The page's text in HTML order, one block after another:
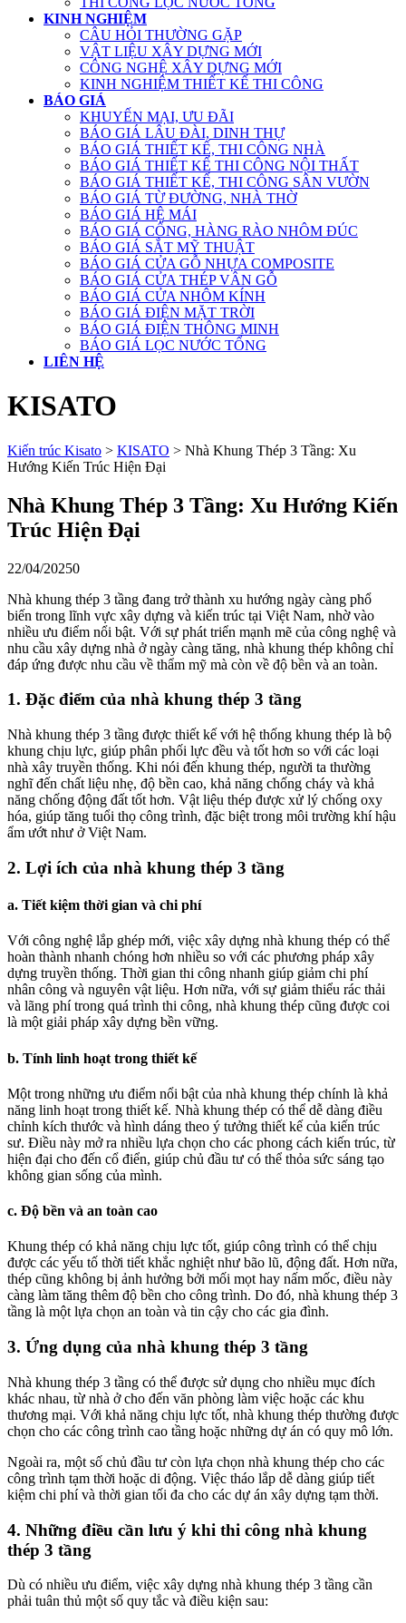
KINH NGHIỆM
CÂU HỎI THƯỜNG GẶP
VẬT LIỆU XÂY DỰNG MỚI
CÔNG NGHỆ XÂY DỰNG MỚI
KINH NGHIỆM THIẾT KẾ THI CÔNG
BÁO GIÁ
KHUYẾN MẠI, ƯU ĐÃI
BÁO GIÁ LÂU ĐÀI, DINH THỰ
BÁO GIÁ THIẾT KẾ, THI CÔNG NHÀ
BÁO GIÁ THIẾT KẾ THI CÔNG NỘI THẤT
BÁO GIÁ THIẾT KẾ, THI CÔNG SÂN VƯỜN
BÁO GIÁ TỪ ĐƯỜNG, NHÀ THỜ
BÁO GIÁ HỆ MÁI
BÁO GIÁ CỔNG, HÀNG RÀO NHÔM ĐÚC
BÁO GIÁ SẮT MỸ THUẬT
BÁO GIÁ CỬA GỖ NHỰA COMPOSITE
BÁO GIÁ CỬA THÉP VÂN GỖ
BÁO GIÁ CỬA NHÔM KÍNH
BÁO GIÁ ĐIỆN MẶT TRỜI
BÁO GIÁ ĐIỆN THÔNG MINH
BÁO GIÁ LỌC NƯỚC TỔNG
LIÊN HỆ
KISATO
Kiến trúc Kisato > KISATO > Nhà Khung Thép 3 Tầng: Xu
Hướng Kiến Trúc Hiện Đại
Nhà Khung Thép 3 Tầng: Xu Hướng Kiến
Trúc Hiện Đại
22/04/20250
Nhà khung thép 3 tầng đang trở thành xu hướng ngày càng phổ
biến trong lĩnh vực xây dựng và kiến trúc tại Việt Nam, nhờ vào
nhiều ưu điểm nổi bật. Với sự phát triển mạnh mẽ của công nghệ và
nhu cầu xây dựng nhà ở ngày càng tăng, nhà khung thép không chỉ
đáp ứng được nhu cầu về thẩm mỹ mà còn về độ bền và an toàn.
1. Đặc điểm của nhà khung thép 3 tầng
Nhà khung thép 3 tầng được thiết kế với hệ thống khung thép là bộ
khung chịu lực, giúp phân phối lực đều và tốt hơn so với các loại
nhà xây truyền thống. Khi nói đến khung thép, người ta thường
nghĩ đến chất liệu nhẹ, độ bền cao, khả năng chống cháy và khả
năng chống động đất tốt hơn. Vật liệu thép được xử lý chống oxy
hóa, giúp tăng tuổi thọ công trình, đặc biệt trong môi trường khí hậu
ẩm ướt như ở Việt Nam.
2. Lợi ích của nhà khung thép 3 tầng
a. Tiết kiệm thời gian và chi phí
Với công nghệ lắp ghép mới, việc xây dựng nhà khung thép có thể
hoàn thành nhanh chóng hơn nhiều so với các phương pháp xây
dựng truyền thống. Thời gian thi công nhanh giúp giảm chi phí
nhân công và nguyên vật liệu. Hơn nữa, với sự giảm thiểu rác thải
và lãng phí trong quá trình thi công, nhà khung thép cũng được coi
là một giải pháp xây dựng bền vững.
b. Tính linh hoạt trong thiết kế
Một trong những ưu điểm nổi bật của nhà khung thép chính là khả
năng linh hoạt trong thiết kế. Nhà khung thép có thể dễ dàng điều
chỉnh kích thước và hình dáng theo ý tưởng thiết kế của kiến trúc
sư. Điều này mở ra nhiều lựa chọn cho các phong cách kiến trúc, từ
hiện đại cho đến cổ điển, giúp chủ đầu tư có thể thỏa sức sáng tạo
không gian sống của mình.
c. Độ bền và an toàn cao
Khung thép có khả năng chịu lực tốt, giúp công trình có thể chịu
được các yếu tố thời tiết khắc nghiệt như bão lũ, động đất. Hơn nữa,
thép cũng không bị ảnh hưởng bởi mối mọt hay nấm mốc, điều này
càng làm tăng thêm độ bền cho công trình. Do đó, nhà khung thép 3
tầng là một lựa chọn an toàn và tin cậy cho các gia đình.
3. Ứng dụng của nhà khung thép 3 tầng
Nhà khung thép 3 tầng có thể được sử dụng cho nhiều mục đích
khác nhau, từ nhà ở cho đến văn phòng làm việc hoặc các khu
thương mại. Với khả năng chịu lực tốt, nhà khung thép thường được
chọn cho các công trình cao tầng hoặc những dự án có quy mô lớn.
Ngoài ra, một số chủ đầu tư còn lựa chọn nhà khung thép cho các
công trình tạm thời hoặc di động. Việc tháo lắp dễ dàng giúp tiết
kiệm chi phí và thời gian tối đa cho các dự án xây dựng tạm thời.
4. Những điều cần lưu ý khi thi công nhà khung
thép 3 tầng
Dù có nhiều ưu điểm, việc xây dựng nhà khung thép 3 tầng cần
phải tuân thủ một số quy tắc và điều kiện sau: